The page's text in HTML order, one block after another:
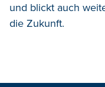
und blickt auch
die Zukunft.